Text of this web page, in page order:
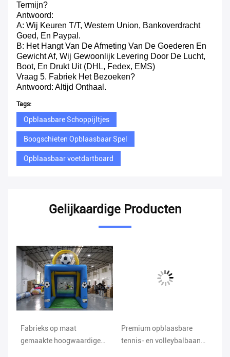
Termijn?
Antwoord:
A: Wij Keuren T/T, Western Union, Bankoverdracht
Goed, En Paypal.
B: Het Hangt Van De Afmeting Van De Goederen En
Gewicht Af, Wij Gewoonlijk Levering Door De Lucht,
Boot, En Drukt Uit (DHL, Fedex, EMS)
Vraag 5. Fabriek Het Bezoeken?
Antwoord: Altijd Onthaal.
Tags:
Opblaasbare Schoppijltjes
Boogschieten Opblaasbaar Spel
Opblaasbaar voetdartboard
Gelijkaardige Producten
Fabrieks op maat
gemaakte hoogwaardige
Premium opblaasbare
tennis- en volleybalbaan